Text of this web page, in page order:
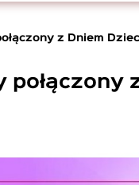
PARTNERSKA
DOSTĘPNOŚCI
POŁCZYŃSKA
RADA
z Dniem